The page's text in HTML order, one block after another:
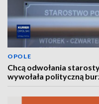
OPOLE
Chcą odwołania
wywołała polityczną